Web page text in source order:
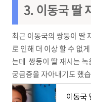
3. 이동국 딸
최근 이동국의 쌍둥이 딸
로 인해 더 이상 할 수 없
는데 쌍둥이 딸 재시는
궁금증을 자아내기도 했